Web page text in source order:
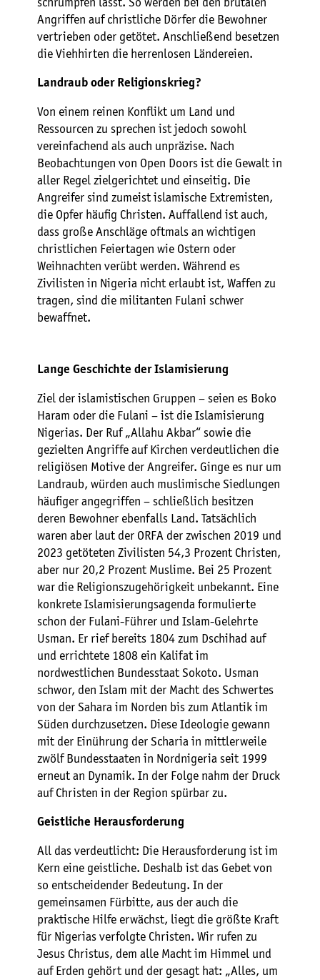
schrumpfen lässt. So werden bei den brutalen
Angriffen auf christliche Dörfer die Bewohner
vertrieben oder getötet. Anschließend besetzen
die Viehhirten die herrenlosen Ländereien.
Landraub oder Religionskrieg?
Von einem reinen Konflikt um Land und
Ressourcen zu sprechen ist jedoch sowohl
vereinfachend als auch unpräzise. Nach
Beobachtungen von Open Doors ist die Gewalt in
aller Regel zielgerichtet und einseitig. Die
Angreifer sind zumeist islamische Extremisten,
die Opfer häufig Christen. Auffallend ist auch,
dass große Anschläge oftmals an wichtigen
christlichen Feiertagen wie Ostern oder
Weihnachten verübt werden. Während es
Zivilisten in Nigeria nicht erlaubt ist, Waffen zu
tragen, sind die militanten Fulani schwer
bewaffnet.
Lange Geschichte der Islamisierung
Ziel der islamistischen Gruppen – seien es Boko
Haram oder die Fulani – ist die Islamisierung
Nigerias. Der Ruf „Allahu Akbar“ sowie die
gezielten Angriffe auf Kirchen verdeutlichen die
religiösen Motive der Angreifer. Ginge es nur um
Landraub, würden auch muslimische Siedlungen
häufiger angegriffen – schließlich besitzen
deren Bewohner ebenfalls Land. Tatsächlich
waren aber laut der ORFA der zwischen 2019 und
2023 getöteten Zivilisten 54,3 Prozent Christen,
aber nur 20,2 Prozent Muslime. Bei 25 Prozent
war die Religionszugehörigkeit unbekannt. Eine
konkrete Islamisierungsagenda formulierte
schon der Fulani-Führer und Islam-Gelehrte
Usman. Er rief bereits 1804 zum Dschihad auf
und errichtete 1808 ein Kalifat im
nordwestlichen Bundesstaat Sokoto. Usman
schwor, den Islam mit der Macht des Schwertes
von der Sahara im Norden bis zum Atlantik im
Süden durchzusetzen. Diese Ideologie gewann
mit der Einührung der Scharia in mittlerweile
zwölf Bundesstaaten in Nordnigeria seit 1999
erneut an Dynamik. In der Folge nahm der Druck
auf Christen in der Region spürbar zu.
Geistliche Herausforderung
All das verdeutlicht: Die Herausforderung ist im
Kern eine geistliche. Deshalb ist das Gebet von
so entscheidender Bedeutung. In der
gemeinsamen Fürbitte, aus der auch die
praktische Hilfe erwächst, liegt die größte Kraft
für Nigerias verfolgte Christen. Wir rufen zu
Jesus Christus, dem alle Macht im Himmel und
auf Erden gehört und der gesagt hat: „Alles, um